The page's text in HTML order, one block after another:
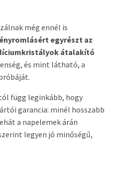
még ennél is
egyrészt az
átalakító
és mint látható, a
függ leginkább, hogy
garancia: minél hosszabb
a napelemek árán
legyen jó minőségű,